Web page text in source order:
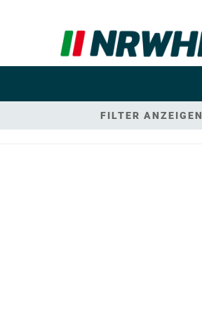
FILTER ANZEIGEN